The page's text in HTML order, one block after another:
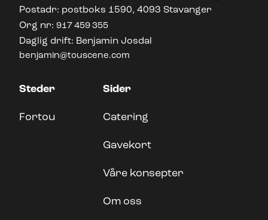
Postadr: postboks 1590, 4093 Stavanger
Org nr: 917 459 355
Daglig drift: Benjamin Josdal
benjamin@touscene.com
Steder
Fortou
Sider
Catering
Gavekort
Våre konsepter
Om oss